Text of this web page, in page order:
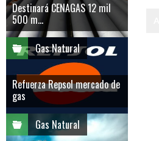
Destinará CENAGAS 12 mil
500 m...
Gas Natural
Refuerza Repsol mercado de
gas
Gas Natural